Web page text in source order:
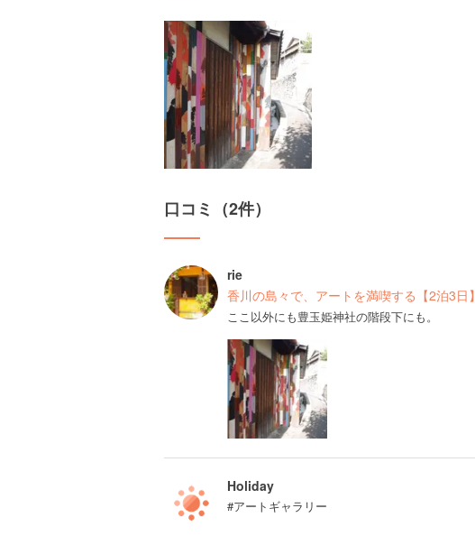
口コミ（2件）
rie
香川の島々で、アートを満喫する【2泊3日】
ここ以外にも豊玉姫神社の階段下にも。
Holiday
#アートギャラリー